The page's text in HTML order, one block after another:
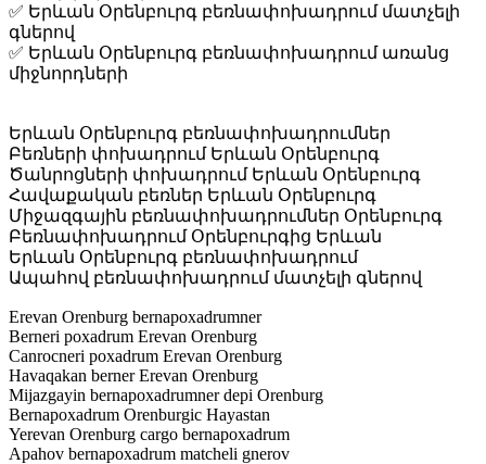
✅ Երևան Օրենբուրգ բեռնափոխադրում մատչելի
գներով
✅ Երևան Օրենբուրգ բեռնափոխադրում առանց
միջնորդների
Երևան Օրենբուրգ բեռնափոխադրումներ
Բեռների փոխադրում Երևան Օրենբուրգ
Ծանրոցների փոխադրում Երևան Օրենբուրգ
Հավաքական բեռներ Երևան Օրենբուրգ
Միջազգային բեռնափոխադրումներ Օրենբուրգ
Բեռնափոխադրում Օրենբուրգից Երևան
Երևան Օրենբուրգ բեռնափոխադրում
Ապահով բեռնափոխադրում մատչելի գներով
Erevan Orenburg bernapoxadrumner
Berneri poxadrum Erevan Orenburg
Canrocneri poxadrum Erevan Orenburg
Havaqakan berner Erevan Orenburg
Mijazgayin bernapoxadrumner depi Orenburg
Bernapoxadrum Orenburgic Hayastan
Yerevan Orenburg cargo bernapoxadrum
Apahov bernapoxadrum matcheli gnerov